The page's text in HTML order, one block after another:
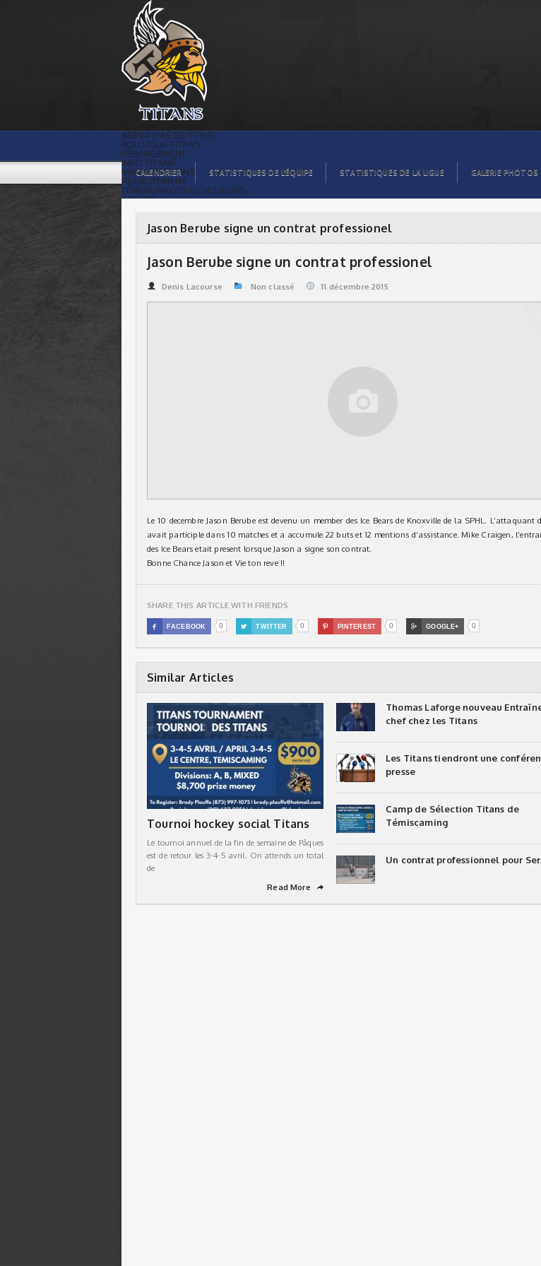
Jason Berube signe un contrat
professionel | Titans de témiscaming
#8804 (PAS DE TITRE)
BOUTIQUE TITANS
HÉBERGEMENT
INFO TITANS
MAGASIN TITANS
RECRUTEMENT
TÉMOIGNAGES DE JOUEURS
ACCUEIL
GALERIE PHOTOS
STATISTIQUES
ORGANISATION
CALENDRIER
GALERIE VIDÉOS
COMMANDITAIRES
STATISTIQUES DE LA LIGUE
CALENDRIER STATISTIQUES DE L’ÉQUIPE STATISTIQUES DE LA LIGUE GALERIE PHOTOS
Jason Berube signe un contrat professionel
Jason Berube signe un contrat professionel
Denis Lacourse Non classé 11.décembre 2015
Le 10 decembre Jason Berube est devenu un member des Ice Bears de Knoxville de la SPHL. L’attaquant
avait participle dans 10 matches et a accumule 22 buts et 12 mentions d’assistance. Mike Craigen,
des Ice Bears etait present lorsque Jason a signe son contrat.
Bonne Chance Jason et Vie ton reve !!
SHARE THIS ARTICLE WITH FRIENDS
 FACEBOOK 0  TWITTER 0  PINTEREST 0  GOOGLE+ 0
Similar Articles
Tournoi hockey social Titans
Le tournoi annuel de la fin de semaine de Pâques
est de retour les 3-4-5 avril. On attends un total
de
Read More
➦
Thomas Laforge nouveau
chef chez les Titans
Les Titans tiendront une
presse
Camp de Sélection Titans de
Témiscaming
Un contrat professionnel pour